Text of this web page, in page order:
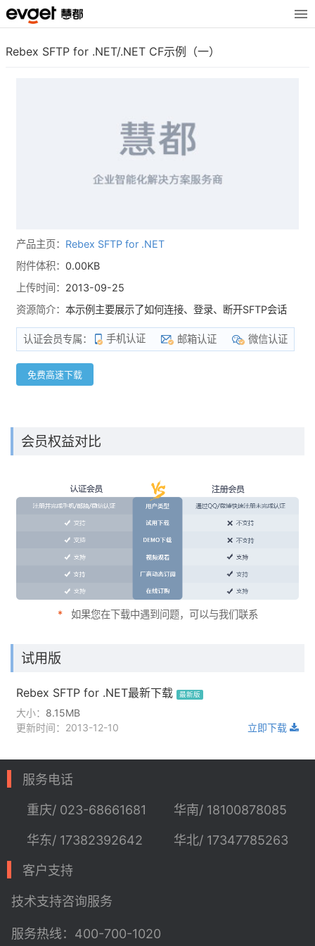
Rebex SFTP for .NET/.NET CF示例（一）
产品主页： Rebex SFTP for .NET
附件体积： 0.00KB
上传时间： 2013-09-25
资源简介： 本示例主要展示了如何连接、登录、断开SFTP会话
认证会员专属： 手机认证 邮箱认证 微信认证
免费高速下载
会员权益对比
* 如果您在下载中遇到问题，可以与我们联系
试用版
Rebex SFTP for .NET最新下载 最新版
大小： 8.15MB
更新时间：2013-12-10
立即下载
服务电话
重庆/ 023-68661681
华东/ 17382392642
华南/ 18100878085
华北/ 17347785263
客户支持
技术支持咨询服务
服务热线：400-700-1020